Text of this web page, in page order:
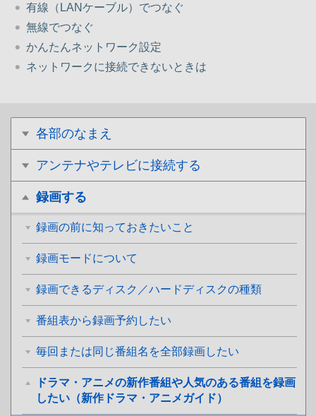
各部のなまえ
アンテナやテレビに接続する
録画する
録画の前に知っておきたいこと
録画モードについて
録画できるディスク／ハードディスクの種類
番組表から録画予約したい
毎回または同じ番組名を全部録画したい
ドラマ・アニメの新作番組や人気のある番組を録画
したい（新作ドラマ・アニメガイド）
有線（LANケーブル）でつなぐ
無線でつなぐ
かんたんネットワーク設定
ネットワークに接続できないときは